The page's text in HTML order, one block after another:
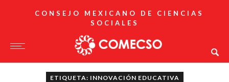
CONSEJO MEXICANO DE CIENCIAS
SOCIALES
ETIQUETA: INNOVACIÓN EDUCATIVA